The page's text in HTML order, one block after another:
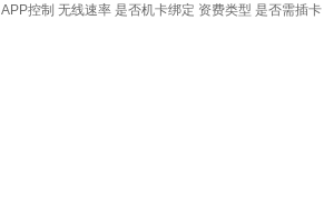
APP控制 无线速率 是否机卡绑定 资费类型 是否需插卡